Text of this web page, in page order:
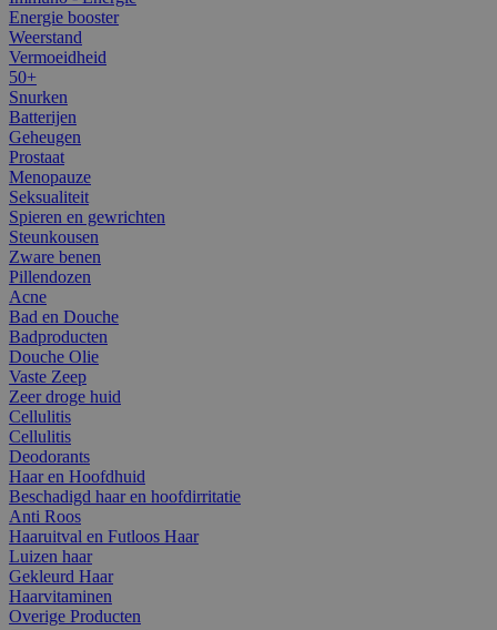
Energie booster
Weerstand
Vermoeidheid
50+
Snurken
Batterijen
Geheugen
Prostaat
Menopauze
Seksualiteit
Spieren en gewrichten
Steunkousen
Zware benen
Pillendozen
Acne
Bad en Douche
Badproducten
Douche Olie
Vaste Zeep
Zeer droge huid
Cellulitis
Cellulitis
Deodorants
Haar en Hoofdhuid
Beschadigd haar en hoofdirritatie
Anti Roos
Haaruitval en Futloos Haar
Luizen haar
Gekleurd Haar
Haarvitaminen
Overige Producten